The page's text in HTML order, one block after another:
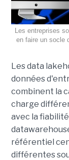
Les entreprises
en faire un socle
Les data
données
combinent la
charge
avec la
référentiel
différentes